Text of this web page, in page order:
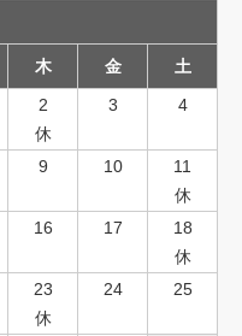
木 金
土
2
休
3 4
9 10
11
休
16 17
18
休
23
休
24 25